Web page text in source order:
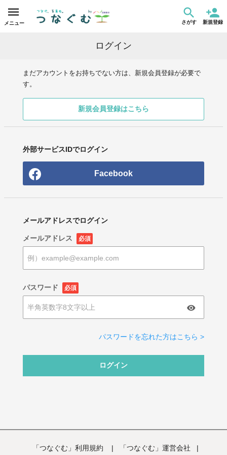
メニュー さがす 新規登録
ログイン
まだアカウントをお持ちでない方は、新規会員登録が必要で
す。
新規会員登録はこちら
外部サービスIDでログイン
Facebook
メールアドレスでログイン
メールアドレス 必須
パスワード 必須
パスワードを忘れた方はこちら >
ログイン
「つなぐむ」利用規約 | 「つなぐむ」運営会社 |